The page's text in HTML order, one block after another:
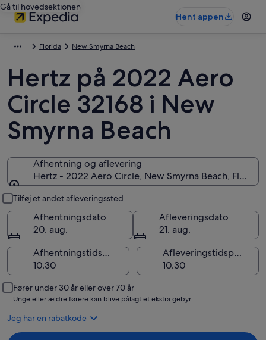
Gå til hovedsektionen
Hent appen
Florida New Smyrna Beach
Hertz på 2022 Aero
Circle 32168 i New
Smyrna Beach
Afhentning og aflevering
Hertz - 2022 Aero Circle, New Smyrna Beach, Florida
Tilføj et andet afleveringssted
Afhentningsdato
20. aug.
Afleveringsdato
21. aug.
Afhentningstidspunkt
Afleveringstidspunkt
Fører under 30 år eller over 70 år
Unge eller ældre førere kan blive pålagt et ekstra gebyr.
Jeg har en rabatkode